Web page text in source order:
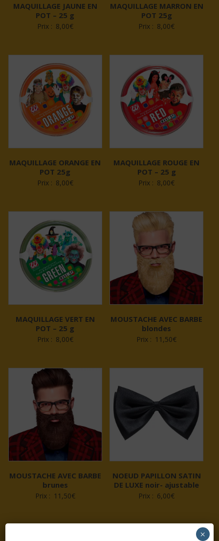
MAQUILLAGE JAUNE EN
POT – 25 g
Prix : 8,00€
MAQUILLAGE MARRON EN
POT 25g
Prix : 8,00€
MAQUILLAGE ORANGE EN
POT 25g
Prix : 8,00€
MAQUILLAGE ROUGE EN
POT – 25 g
Prix : 8,00€
MAQUILLAGE VERT EN
POT – 25 g
Prix : 8,00€
MOUSTACHE AVEC BARBE
blondes
Prix : 11,50€
MOUSTACHE AVEC BARBE
brunes
Prix : 11,50€
NOEUD PAPILLON SATIN
DE LUXE noir- ajustable
Prix : 6,00€
×